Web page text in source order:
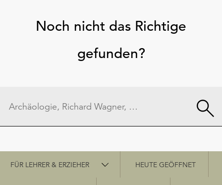
Noch nicht das Richtige
gefunden?
Schnellzugriff
FÜR LEHRER & ERZIEHER HEUTE GEÖFFNET